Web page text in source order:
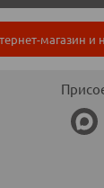
магазин и